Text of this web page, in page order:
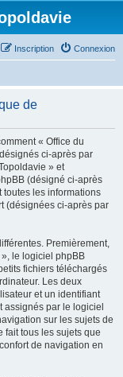
Connexion
Inscription
de
« Office du
ci-après par
» et
(désigné ci-après
les informations
(désignées ci-après par
Premièrement,
le logiciel phpBB
fichiers téléchargés
Les deux
et un identifiant
par le logiciel
sur les sujets de
fait tous les sujets que
de navigation en